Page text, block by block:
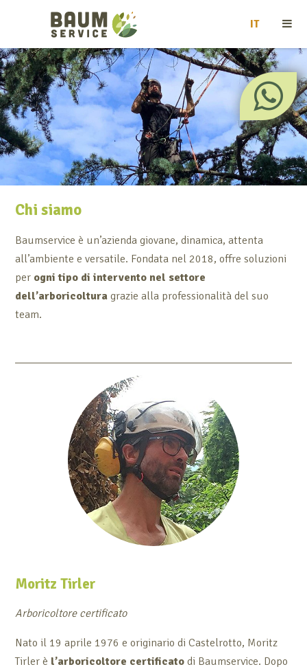
IT
Chi siamo
Baumservice è un’azienda giovane, dinamica, attenta
all’ambiente e versatile. Fondata nel 2018, offre soluzioni
per ogni tipo di intervento nel settore
dell’arboricoltura grazie alla professionalità del suo
team.
Moritz Tirler
Arboricoltore certificato
Nato il 19 aprile 1976 e originario di Castelrotto, Moritz
Tirler è l’arboricoltore certificato di Baumservice. Dopo